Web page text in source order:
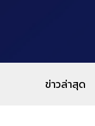
ข่าวล่าสุด